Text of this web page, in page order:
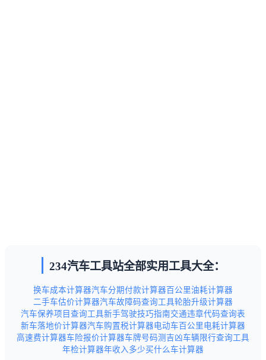
234汽车工具站全部实用工具大全：
换车成本计算器汽车分期付款计算器百公里油耗计算器
二手车估价计算器汽车故障码查询工具轮胎升级计算器
汽车保养项目查询工具新手驾驶技巧指南交通违章代码查询表
新车落地价计算器汽车购置税计算器电动车百公里电耗计算器
高速费计算器车险报价计算器车牌号码测吉凶车辆限行查询工具
年检计算器年收入多少买什么车计算器